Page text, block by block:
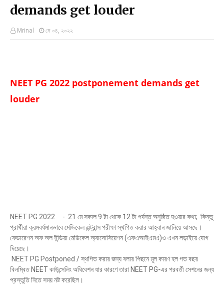
demands get louder
Mrinal মে ০৪, ২০২২
NEET PG 2022 postponement demands get
louder
NEET PG 2022 - 21 মে সকাল 9 টা থেকে 12 টা পর্যন্ত অনুষ্ঠিত হওয়ার কথা; কিন্তু
প্রার্থীরা ক্রমবর্ধমানভাবে মেডিকেল এন্ট্রান্স পরীক্ষা স্থগিত করার আহ্বান জানিয়ে আসছে।
ফেডারেশন অফ অল ইন্ডিয়া মেডিকেল অ্যাসোসিয়েশন (এফএআইএমএ)ও এখন লড়াইয়ে যোগ
দিয়েছে।
NEET PG Postponed / স্থগিত করার জন্য বলার পিছনে মূল কারণ হল গত বছর
বিলম্বিত NEET কাউন্সেলিং অধিবেশন যার কারণে তারা NEET PG-এর পরবর্তী সেশনের জন্য
প্রস্তুতি নিতে সময় নষ্ট করেছিল।